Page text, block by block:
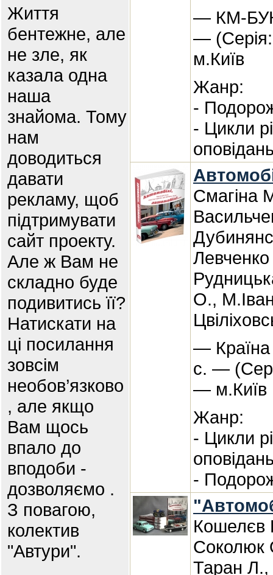
Життя
бентежне, але
не зле, як
казала одна
наша
знайома. Тому
нам
доводиться
давати
рекламу, щоб
підтримувати
сайт проекту.
Але ж Вам не
складно буде
подивитись її?
Натискати на
ці посилання
зовсім
необов’язково
, але якщо
Вам щось
впало до
вподоби -
дозволяємо .
З повагою,
колектив
"Автури".
— КМ-
— (Серія:
м.Київ
Жанр:
-
- Цикли
Смагіна
О.,
—
с. —
— м.Київ
Жанр:
- Цикли
-
Кошелєв
Соколюк
Таран Л.,